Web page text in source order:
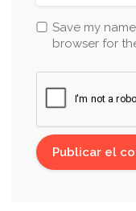
Save my
browser for